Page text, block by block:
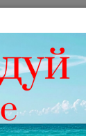
Лазурит
490 грн
20%